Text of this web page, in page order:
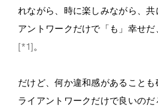
れながら、時に楽しみながら、
アントワークだけで「も」幸せ
[*1]。
だけど、何か違和感があること
ライアントワークだけで良いの